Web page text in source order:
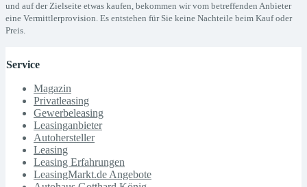
und auf der Zielseite etwas kaufen, bekommen wir vom betreffenden Anbieter
eine Vermittlerprovision. Es entstehen für Sie keine Nachteile beim Kauf oder
Preis.
Service
Magazin
Privatleasing
Gewerbeleasing
Leasinganbieter
Autohersteller
Leasing
Leasing Erfahrungen
LeasingMarkt.de Angebote